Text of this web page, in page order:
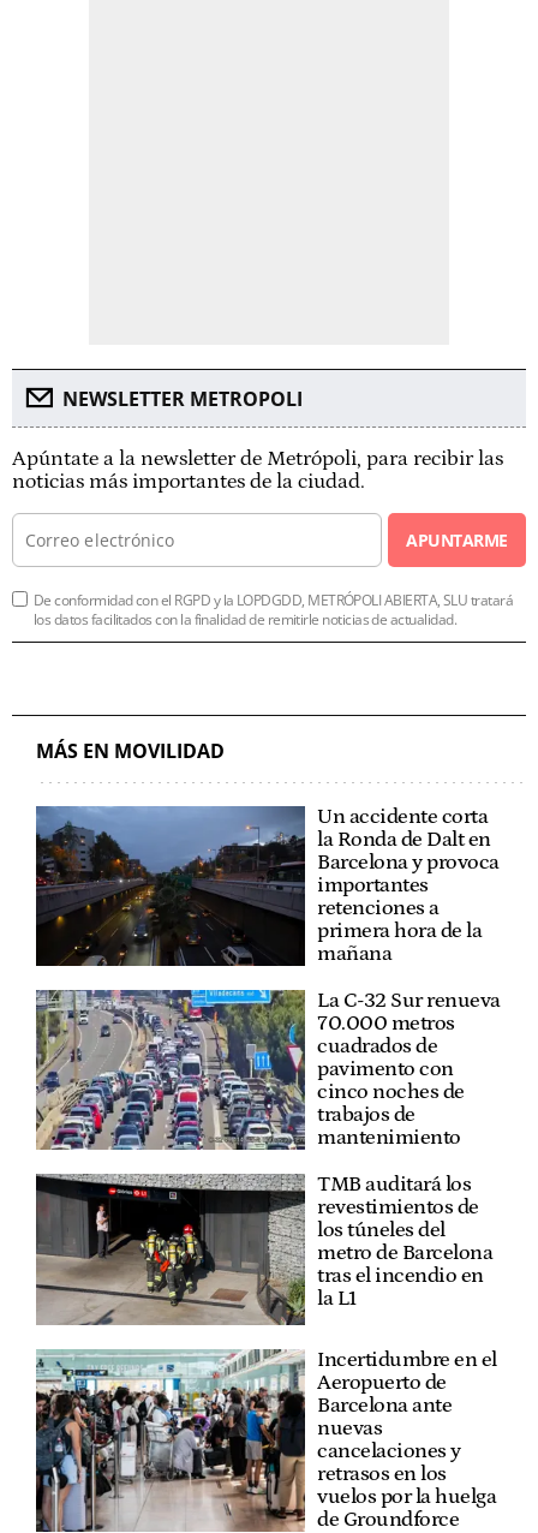
NEWSLETTER METROPOLI
Apúntate a la newsletter de Metrópoli, para recibir las
noticias más importantes de la ciudad.
APUNTARME
De conformidad con el RGPD y la LOPDGDD, METRÓPOLI ABIERTA, SLU tratará
los datos facilitados con la finalidad de remitirle noticias de actualidad.
MÁS EN MOVILIDAD
Un accidente corta
la Ronda de Dalt en
Barcelona y provoca
importantes
retenciones a
primera hora de la
mañana
La C-32 Sur renueva
70.000 metros
cuadrados de
pavimento con
cinco noches de
trabajos de
mantenimiento
TMB auditará los
revestimientos de
los túneles del
metro de Barcelona
tras el incendio en
la L1
Incertidumbre en el
Aeropuerto de
Barcelona ante
nuevas
cancelaciones y
retrasos en los
vuelos por la huelga
de Groundforce